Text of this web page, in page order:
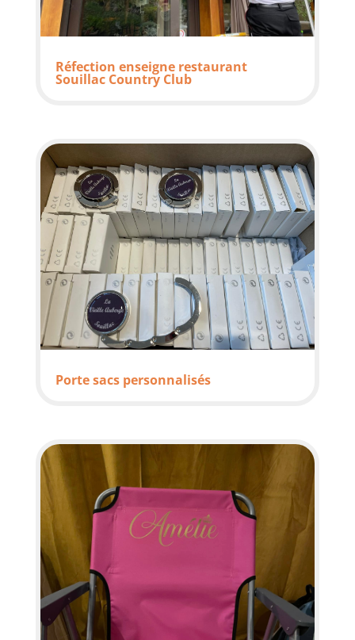
Réfection enseigne restaurant
Souillac Country Club
Porte sacs personnalisés